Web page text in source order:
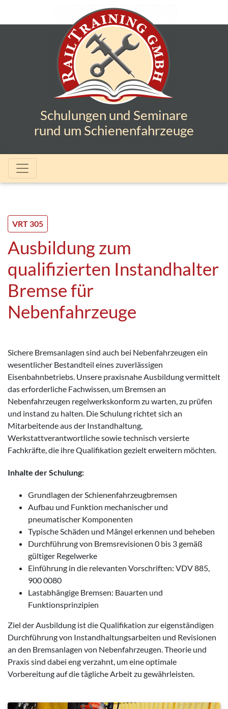
Schulungen und Seminare
rund um Schienenfahrzeuge
VRT 305
Ausbildung zum
qualifizierten Instandhalter
Bremse für
Nebenfahrzeuge
Sichere Bremsanlagen sind auch bei Nebenfahrzeugen ein
wesentlicher Bestandteil eines zuverlässigen
Eisenbahnbetriebs. Unsere praxisnahe Ausbildung vermittelt
das erforderliche Fachwissen, um Bremsen an
Nebenfahrzeugen regelwerkskonform zu warten, zu prüfen
und instand zu halten. Die Schulung richtet sich an
Mitarbeitende aus der Instandhaltung,
Werkstattverantwortliche sowie technisch versierte
Fachkräfte, die ihre Qualifikation gezielt erweitern möchten.
Inhalte der Schulung:
Grundlagen der Schienenfahrzeugbremsen
Aufbau und Funktion mechanischer und
pneumatischer Komponenten
Typische Schäden und Mängel erkennen und beheben
Durchführung von Bremsrevisionen 0 bis 3 gemäß
gültiger Regelwerke
Einführung in die relevanten Vorschriften: VDV 885,
900 0080
Lastabhängige Bremsen: Bauarten und
Funktionsprinzipien
Ziel der Ausbildung ist die Qualifikation zur eigenständigen
Durchführung von Instandhaltungsarbeiten und Revisionen
an den Bremsanlagen von Nebenfahrzeugen. Theorie und
Praxis sind dabei eng verzahnt, um eine optimale
Vorbereitung auf die tägliche Arbeit zu gewährleisten.